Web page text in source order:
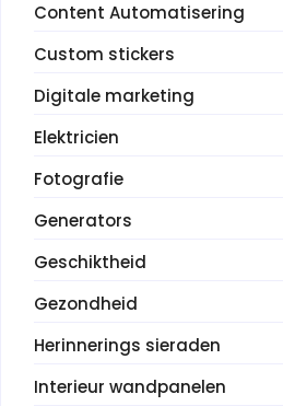
Content Automatisering
Custom stickers
Digitale marketing
Elektricien
Fotografie
Generators
Geschiktheid
Gezondheid
Herinnerings sieraden
Interieur wandpanelen